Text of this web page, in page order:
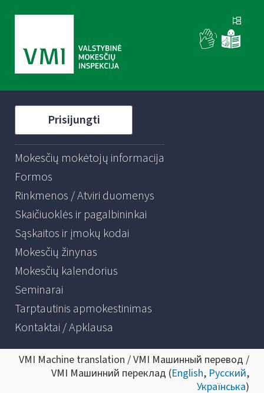
Prisijungti
Mokesčių mokėtojų informacija
Formos
Rinkmenos / Atviri duomenys
Skaičiuoklės ir pagalbininkai
Sąskaitos ir įmokų kodai
Mokesčių žinynas
Mokesčių kalendorius
Seminarai
Tarptautinis apmokestinimas
Kontaktai / Apklausa
VMI Machine translation / VMI Машинный перевод /
VMI Машинний переклад (English, Русский,
Українська)